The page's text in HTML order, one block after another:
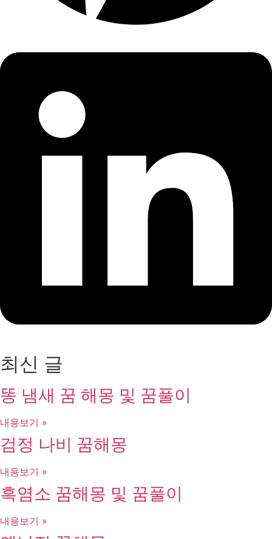
최신 글
똥 냄새 꿈 해몽 및 꿈풀이
내용보기 »
검정 나비 꿈해몽
내용보기 »
흑염소 꿈해몽 및 꿈풀이
내용보기 »